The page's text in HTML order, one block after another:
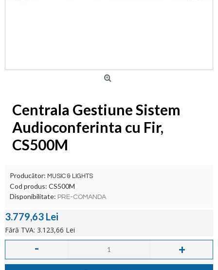
Centrala Gestiune Sistem
Audioconferinta cu Fir,
CS500M
Producător: MUSIC & LIGHTS
Cod produs: CS500M
Disponibilitate: PRE-COMANDA
3.779,63 Lei
Fără TVA: 3.123,66 Lei
- +